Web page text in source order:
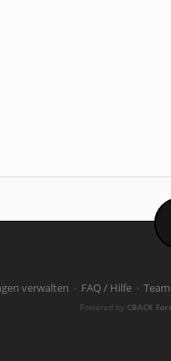
verwalten · FAQ / Hilfe ·
Powered by CBACK